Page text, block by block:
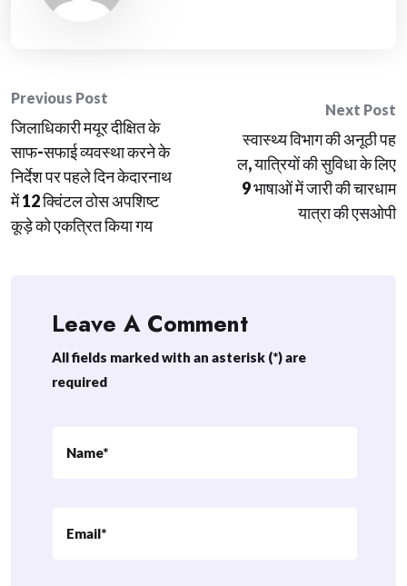
Post
navigation
Previous Post
जिलाधिकारी मयूर दीक्षित के
साफ-सफाई व्यवस्था करने के
निर्देश पर पहले दिन केदारनाथ
में 12 क्विंटल ठोस अपशिष्ट
कूड़े को एकत्रित किया गय
Next Post
स्वास्थ्य विभाग की अनूठी पह
ल, यात्रियों की सुविधा के लिए
9 भाषाओं में जारी की चारधाम
यात्रा की एसओपी
Leave A Comment
All fields marked with an asterisk (*) are
required